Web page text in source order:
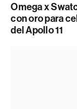
Omega x
con oro para
del Apollo 11